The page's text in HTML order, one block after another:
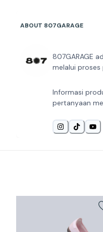
ABOUT 807GARAGE
807GARAGE
melalui proses
Informasi
pertanyaan